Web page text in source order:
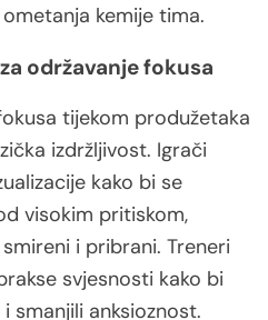
kemije tima.
održavanje fokusa
tijekom produžetaka
izdržljivost. Igrači
kako bi se
visokim pritiskom,
i pribrani. Treneri
svjesnosti kako bi
smanjili anksioznost.